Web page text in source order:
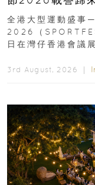
動、街舞比賽＋
全港大型運動盛事
2026（
日在灣仔香港會議
3rd August, 2026 ｜